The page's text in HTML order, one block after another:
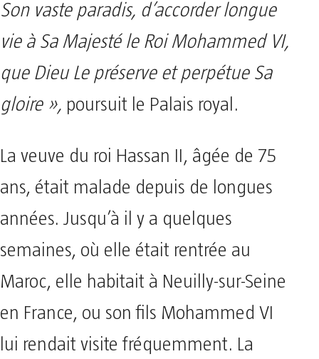
Son vaste paradis, d’accorder longue
vie à Sa Majesté le Roi Mohammed VI,
que Dieu Le préserve et perpétue Sa
gloire », poursuit le Palais royal.
La veuve du roi Hassan II, âgée de 75
ans, était malade depuis de longues
années. Jusqu’à il y a quelques
semaines, où elle était rentrée au
Maroc, elle habitait à Neuilly-sur-Seine
en France, ou son fils Mohammed VI
lui rendait visite fréquemment. La